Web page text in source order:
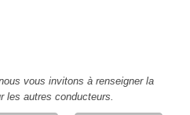
vous invitons à renseigner la
les autres conducteurs.